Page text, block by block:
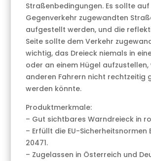
Straßenbedingungen. Es sollte
Gegenverkehr zugewandten
aufgestellt werden, und die
Seite sollte dem Verkehr
wichtig, das Dreieck niemals in
oder an einem Hügel aufzustellen,
anderen Fahrern nicht rechtzeitig
werden könnte.
Produktmerkmale:
– Gut sichtbares Warndreieck in
– Erfüllt die EU-Sicherheitsnormen
20471.
– Zugelassen in Österreich und